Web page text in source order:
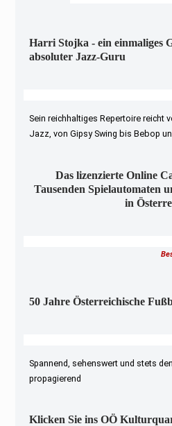
Harri Stojka - ein einmaliges
absoluter Jazz-Guru
Sein reichhaltiges Repertoire reicht
Jazz, von Gipsy Swing bis Bebop
Das lizenzierte Online
Tausenden Spielautomaten
in
50 Jahre Österreichische
Spannend, sehenswert und stets
propagierend
Klicken Sie ins OÖ